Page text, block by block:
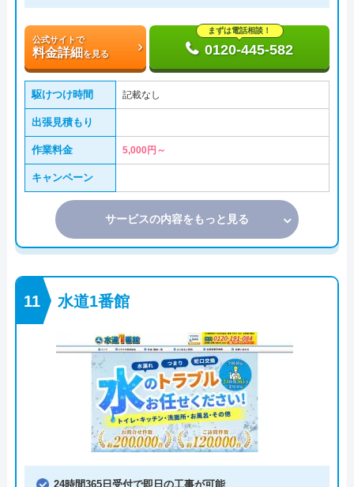
公式サイトで
料金詳細を見る
まずは電話相談！
0120-445-582
駆けつけ時間 記載なし
出張見積もり
作業料金 5,000円～
キャンペーン
サービスの内容をもっと見る
水道1番館
24時間365日受付で即日の工事が可能